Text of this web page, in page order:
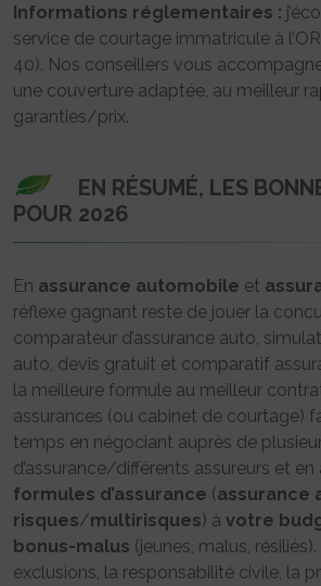
Informations réglementaires :
service de courtage immatriculé à
40). Nos conseillers vous
une couverture adaptée, au meilleur
garanties/prix.
EN RÉSUMÉ, LES
POUR 2026
En assurance automobile et
réflexe gagnant reste de jouer la
comparateur d’assurance auto,
auto, devis gratuit et comparatif
la meilleure formule au meilleur
assurances (ou cabinet de courtage)
temps en négociant auprès de
d’assurance/différents assureurs et
formules d’assurance (assurance
risques/multirisques) à votre
bonus-malus (jeunes, malus,
exclusions, la responsabilité civile, la